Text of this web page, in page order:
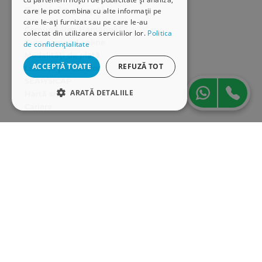
care le pot combina cu alte informații pe
care le-ați furnizat sau pe care le-au
colectat din utilizarea serviciilor lor. Politica
de confidențialitate
ACCEPTĂ TOATE REFUZĂ TOT
ARATĂ DETALIILE
Serviciu clienți
Comunitatea Hamangiu
Cum comand online
Modalități de plată
Livrarea produselor
SEAP/SICAP
Hartă site